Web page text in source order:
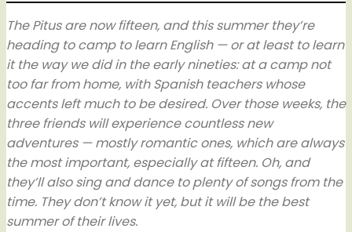
The Pitus are now fifteen, and this summer they’re
heading to camp to learn English — or at least to learn
it the way we did in the early nineties: at a camp not
too far from home, with Spanish teachers whose
accents left much to be desired. Over those weeks, the
three friends will experience countless new
adventures — mostly romantic ones, which are always
the most important, especially at fifteen. Oh, and
they’ll also sing and dance to plenty of songs from the
time. They don’t know it yet, but it will be the best
summer of their lives.